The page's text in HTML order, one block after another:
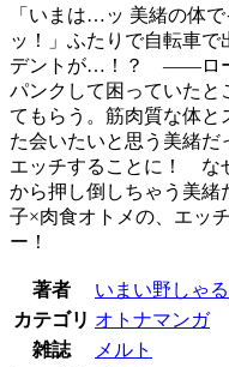
「いまは…ッ 美緒の体
ッ！」ふたりで自転車
デントが…！？ ――ロー
パンクして困っていたと
てもらう。筋肉質な体と
た会いたいと思う美緒だ
エッチすることに！ な
から押し倒しちゃう美
子×肉食オトメの、エッ
ー！
著者
いまい野しゃる
カテゴリ オトナマンガ
雑誌
メルト